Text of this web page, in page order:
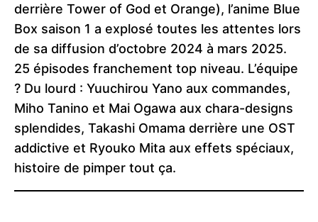
derrière Tower of God et Orange), l’anime Blue
Box saison 1 a explosé toutes les attentes lors
de sa diffusion d’octobre 2024 à mars 2025.
25 épisodes franchement top niveau. L’équipe
? Du lourd : Yuuchirou Yano aux commandes,
Miho Tanino et Mai Ogawa aux chara-designs
splendides, Takashi Omama derrière une OST
addictive et Ryouko Mita aux effets spéciaux,
histoire de pimper tout ça.